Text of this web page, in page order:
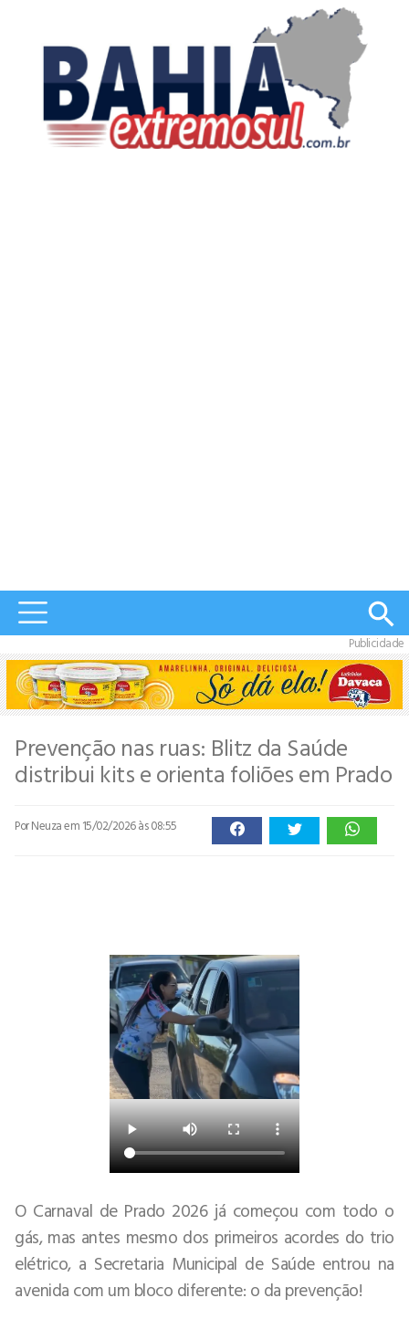
Publicidade
Prevenção nas ruas: Blitz da Saúde
distribui kits e orienta foliões em Prado
Por Neuzaem 15/02/2026 às 08:55
O Carnaval de Prado 2026 já começou com todo o
gás, mas antes mesmo dos primeiros acordes do trio
elétrico, a Secretaria Municipal de Saúde entrou na
avenida com um bloco diferente: o da prevenção!